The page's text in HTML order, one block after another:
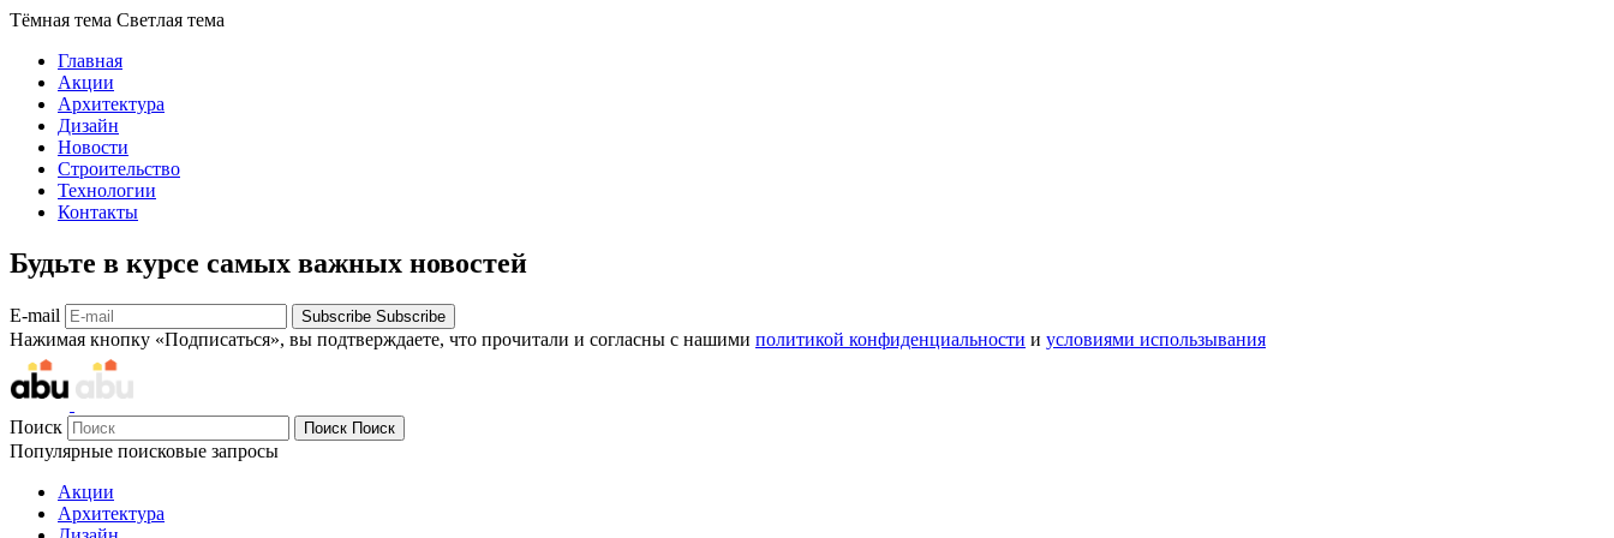
Тёмная тема Светлая тема
Главная
Акции
Архитектура
Дизайн
Новости
Строительство
Технологии
Контакты
Будьте в курсе самых важных новостей
E-mail Subscribe Subscribe
Нажимая кнопку «Подписаться», вы подтверждаете, что прочитали и согласны с нашими политикой конфиденциальности и условиями использывания
Поиск Поиск Поиск
Популярные поисковые запросы
Акции
Архитектура